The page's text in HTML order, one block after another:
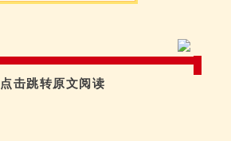
点击跳转原文阅读